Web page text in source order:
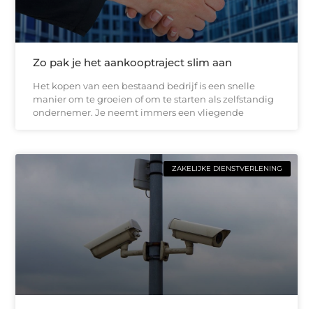
Zo pak je het aankooptraject slim aan
Het kopen van een bestaand bedrijf is een snelle
manier om te groeien of om te starten als zelfstandig
ondernemer. Je neemt immers een vliegende
ZAKELIJKE DIENSTVERLENING